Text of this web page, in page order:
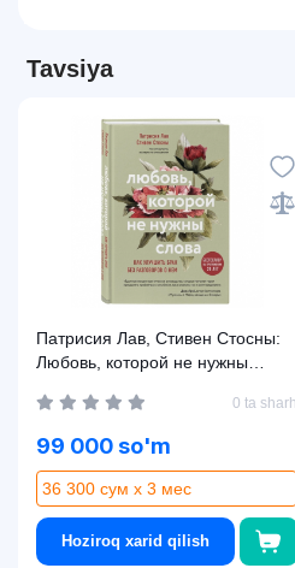
Tavsiya
Патрисия Лав, Стивен Стосны:
Любовь, которой не нужны
разговоров о нем (A5)
0 ta sharh
99 000 so'm
36 300 сум x 3 мес
Hoziroq xarid qilish